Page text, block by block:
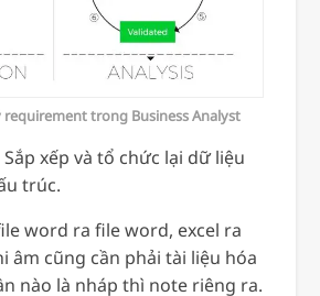
requirement trong Business Analyst
Sắp xếp và tổ chức lại dữ liệu
trúc.
word ra file word, excel ra
âm cũng cần phải tài liệu hóa
nào là nháp thì note riêng ra.